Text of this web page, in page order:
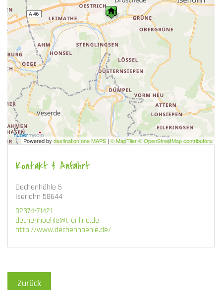
Powered by destination.one MAPS | © MapTiler © OpenStreetMap contributors
Kontakt & Anfahrt
Dechenhöhle 5
Iserlohn 58644
02374-71421
dechenhoehle@t-online.de
http://www.dechenhoehle.de/
Zurück